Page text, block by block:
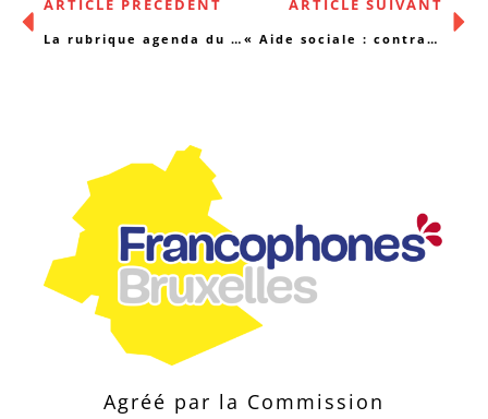
ARTICLE PRÉCÉDENT
La rubrique agenda du 19/06/2017
ARTICLE SUIVANT
« Aide sociale : contractualisation et contrepartie »
Agréé par la Commission